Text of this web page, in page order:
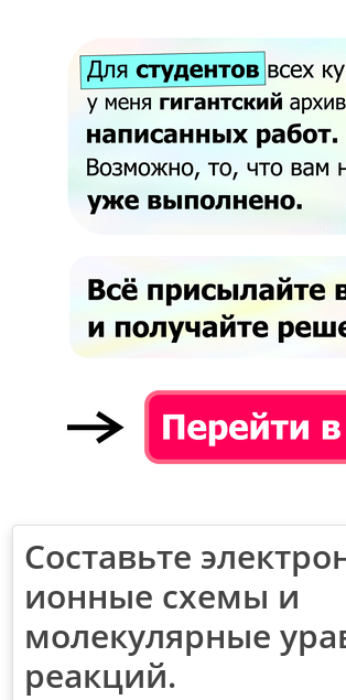
Составьте
ионные схемы и
молекулярные
реакций.